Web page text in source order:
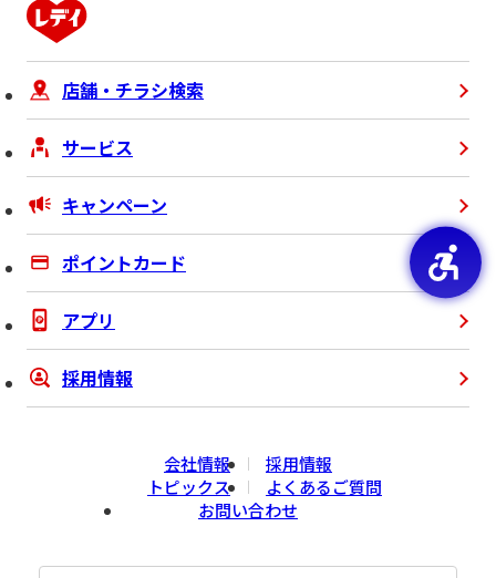
店舗・チラシ検索
サービス
キャンペーン
ポイントカード
アプリ
採用情報
会社情報
採用情報
トピックス
よくあるご質問
お問い合わせ